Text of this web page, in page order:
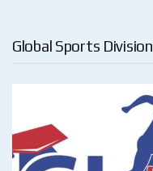
Global Sports Division